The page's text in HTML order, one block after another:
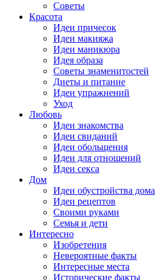
Советы
Красота
Идеи причесок
Идеи макияжа
Идеи маникюра
Идея образа
Советы знаменитостей
Диеты и питание
Идеи упражнений
Уход
Любовь
Идеи знакомства
Идеи свиданий
Идеи обольщения
Идеи для отношений
Идеи секса
Дом
Идеи обустройства дома
Идеи рецептов
Своими руками
Семья и дети
Интересно
Изобретения
Невероятные факты
Интересные места
Исторические факты